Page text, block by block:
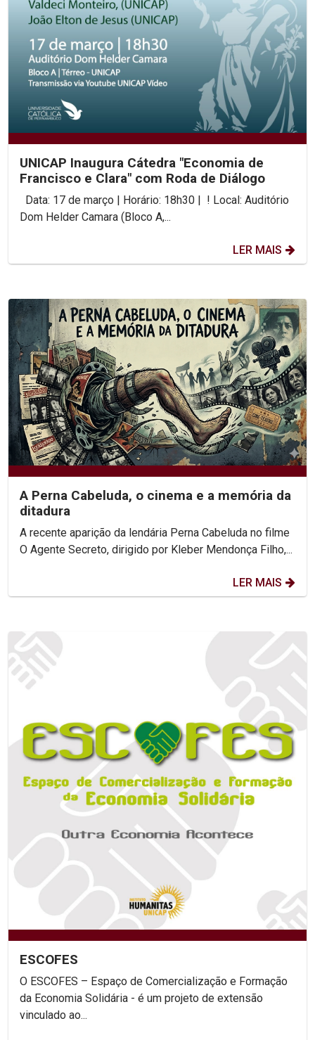
UNICAP Inaugura Cátedra "Economia de
Francisco e Clara" com Roda de Diálogo
Dom Helder Camara (Bloco A,...
LER MAIS
A Perna Cabeluda, o cinema e a memória da
ditadura
A recente aparição da lendária Perna Cabeluda no filme
O Agente Secreto, dirigido por Kleber Mendonça Filho,...
LER MAIS
ESCOFES
O ESCOFES – Espaço de Comercialização e Formação
da Economia Solidária - é um projeto de extensão
vinculado ao...